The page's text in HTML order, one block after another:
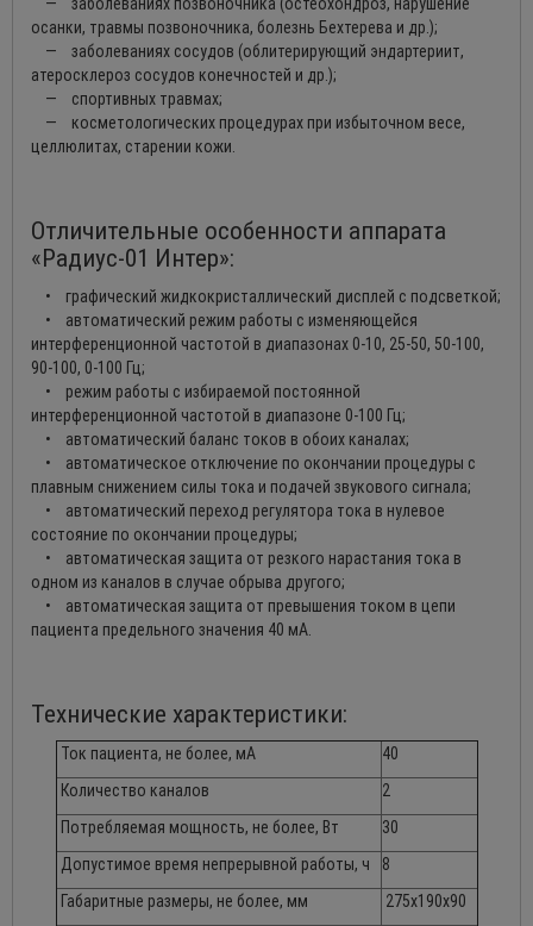
осанки, травмы позвоночника, болезнь Бехтерева и др.);
— заболеваниях сосудов (облитерирующий эндартериит,
атеросклероз сосудов конечностей и др.);
— спортивных травмах;
— косметологических процедурах при избыточном весе,
целлюлитах, старении кожи.
Отличительные особенности аппарата
«Радиус-01 Интер»:
• графический жидкокристаллический дисплей с подсветкой;
• автоматический режим работы с изменяющейся
интерференционной частотой в диапазонах 0-10, 25-50, 50-100,
90-100, 0-100 Гц;
• режим работы с избираемой постоянной
интерференционной частотой в диапазоне 0-100 Гц;
• автоматический баланс токов в обоих каналах;
• автоматическое отключение по окончании процедуры с
плавным снижением силы тока и подачей звукового сигнала;
• автоматический переход регулятора тока в нулевое
состояние по окончании процедуры;
• автоматическая защита от резкого нарастания тока в
одном из каналов в случае обрыва другого;
• автоматическая защита от превышения током в цепи
пациента предельного значения 40 мА.
Технические характеристики:
Ток пациента, не более, мА
40
Количество каналов
2
Потребляемая мощность, не более, Вт
30
Допустимое время непрерывной работы, ч
8
Габаритные размеры, не более, мм
275х190х90